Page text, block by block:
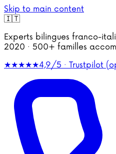
Skip to main content
🇮🇹
Experts bilingues franco-
2020 · 500+ familles
★★★★★4,9/5 · Trustpilot